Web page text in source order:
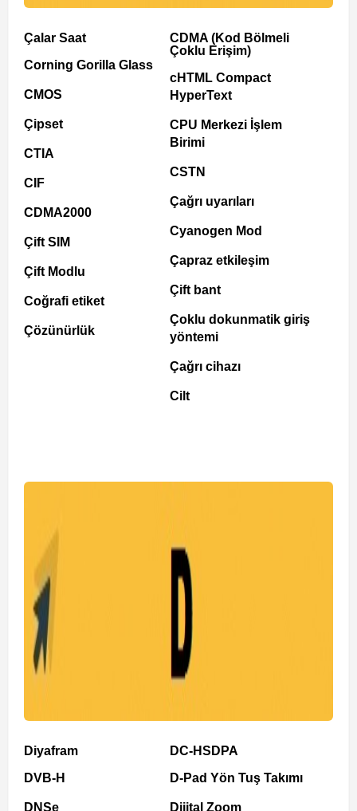
Çalar Saat
Corning Gorilla Glass
CMOS
Çipset
CTIA
CIF
CDMA2000
Çift SIM
Çift Modlu
Coğrafi etiket
Çözünürlük
CDMA (Kod Bölmeli
Çoklu Erişim)
cHTML Compact
HyperText
CPU Merkezi İşlem
Birimi
CSTN
Çağrı uyarıları
Cyanogen Mod
Çapraz etkileşim
Çift bant
Çoklu dokunmatik giriş
yöntemi
Çağrı cihazı
Cilt
Diyafram
DVB-H
DNSe
DC-HSDPA
D-Pad Yön Tuş Takımı
Dijital Zoom